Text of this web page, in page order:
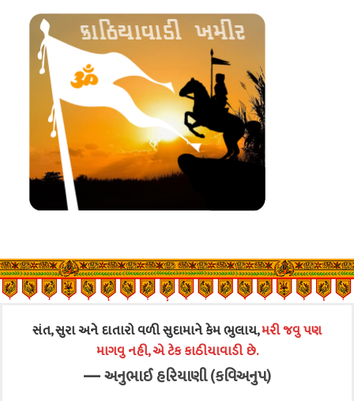
સંત, સુરા અને દાતારો વળી સુદામાને કેમ ભુલાય,મરી જવુ પણ
માગવુ નહી, એ ટેક કાઠીયાવાડી છે.
—અનુભાઈ હરિયાણી (કવિઅનુપ)